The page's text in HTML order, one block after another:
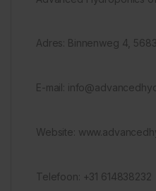
Adres: Binnenweg 4,
E-mail:
Website:
Telefoon: +31 614838232